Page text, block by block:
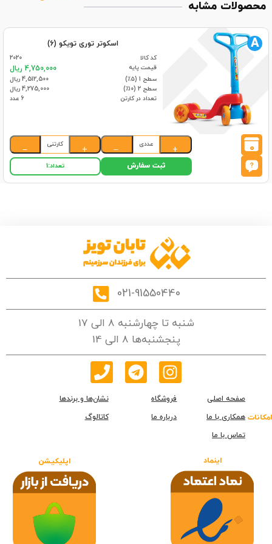
محصولات مشابه
اسکوتر توری تویکو (6)
کد کالا
2020
قیمت پایه
4,750,000 ریال
سطح 1 (۵٪)
4,512,500 ریال
سطح 2 (۱۰٪)
4,275,000 ریال
تعداد در کارتن
6 عدد
0
A
+
عددی
−
+
کارتنی
−
ثبت سفارش تعداد:1
021-91550440
شنبه تا چهارشنبه 8 الی 17
پنجشنبه‌ها 8 الی 14
امکانات
صفحه اصلی فروشگاه
نشان‌ها و برندها
همکاری با ما
درباره ما
کاتالوگ
تماس با ما
اینماد اپلیکیشن